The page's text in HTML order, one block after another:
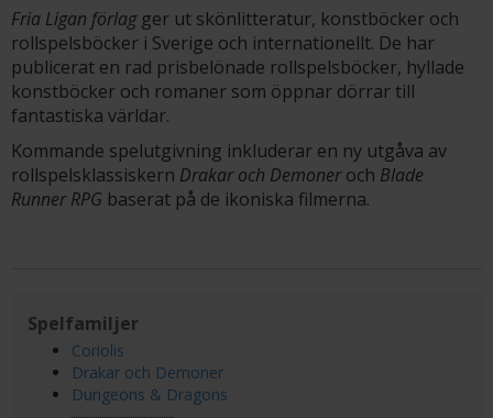
Fria Ligan förlagger ut skönlitteratur, konstböcker och
rollspelsböcker i Sverige och internationellt. De har
publicerat en rad prisbelönade rollspelsböcker, hyllade
konstböcker och romaner som öppnar dörrar till
fantastiska världar.
Kommande spelutgivning inkluderar en ny utgåva av
rollspelsklassiskern Drakar och Demoneroch Blade
Runner RPG baserat på de ikoniska filmerna.
Spelfamiljer
Coriolis
Drakar och Demoner
Dungeons & Dragons